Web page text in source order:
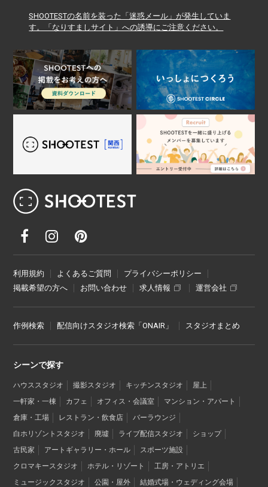
SHOOTESTの名前を装った「迷惑メール」が発生していま
す。「なりすましサイト」への誘導にご注意ください。
利用規約 よくあるご質問
プライバシーポリシー
掲載希望の方へ
お問い合わせ 求人情報 運営会社
作例検索 配信向けスタジオ検索「ONAIR」 スタジオまとめ
シーンで探す
ハウススタジオ 撮影スタジオ キッチンスタジオ
屋上
一軒家・一棟
カフェ オフィス・会議室
マンション・アパート
倉庫・工場
レストラン・飲食店
バーラウンジ
白ホリゾントスタジオ
廃墟 ライブ配信スタジオ
ショップ
古民家
アートギャラリー・ホール
スポーツ施設
クロマキースタジオ
ホテル・リゾート
工房・アトリエ
ミュージックスタジオ
公園・屋外
結婚式場・ウェディング会場